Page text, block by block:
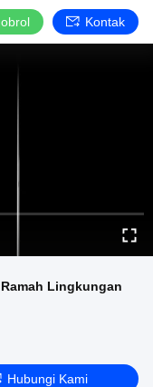
Kontak
Lingkungan
Hubungi Kami